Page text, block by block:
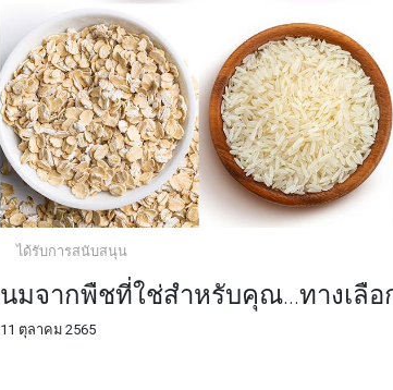
ได้รับการสนับสนุน
นมจากพืชที่ใช่สำหรับคุณ…ทางเลือ
11 ตุลาคม 2565